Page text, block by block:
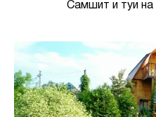
Самшит и туи на